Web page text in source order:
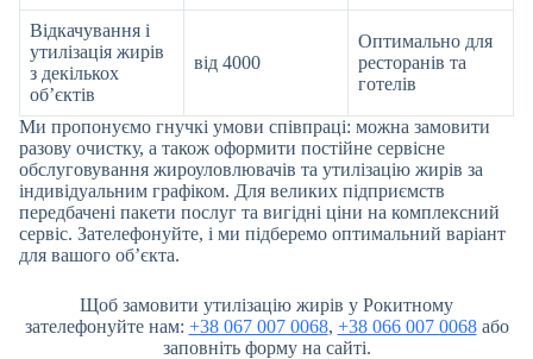
Відкачування і
утилізація жирів
з декількох
об’єктів
від 4000
Оптимально для
ресторанів та
готелів
Ми пропонуємо гнучкі умови співпраці: можна замовити
разову очистку, а також оформити постійне сервісне
обслуговування жироуловлювачів та утилізацію жирів за
індивідуальним графіком. Для великих підприємств
передбачені пакети послуг та вигідні ціни на комплексний
сервіс. Зателефонуйте, і ми підберемо оптимальний варіант
для вашого об’єкта.
Щоб замовити утилізацію жирів у Рокитному
зателефонуйте нам: +38 067 007 0068, +38 066 007 0068або
заповніть форму на сайті.